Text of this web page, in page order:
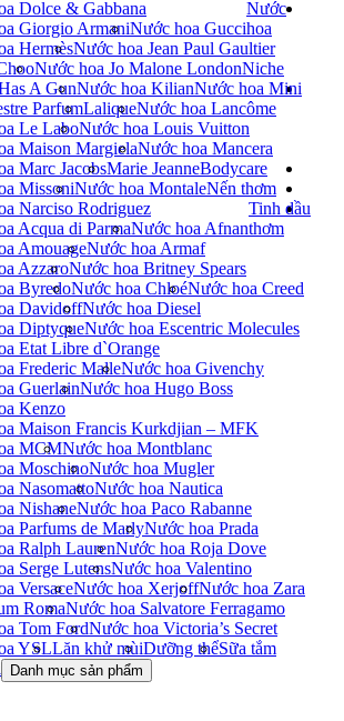
Dolce & Gabbana
Giorgio ArmaniNước hoa Gucci
HermèsNước hoa Jean Paul Gaultier
Nước hoa Jo Malone London
A GunNước hoa Kilian
ParfumLaliqueNước hoa Lancôme
Le LaboNước hoa Louis Vuitton
Maison MargielaNước hoa Mancera
Marc JacobsMarie Jeanne
MissoniNước hoa Montale
Narciso Rodriguez
Acqua di ParmaNước hoa Afnan
AmouageNước hoa Armaf
AzzaroNước hoa Britney Spears
ByredoNước hoa ChloéNước hoa Creed
DavidoffNước hoa Diesel
DiptyqueNước hoa Escentric Molecules
Etat Libre d`Orange
Frederic MalleNước hoa Givenchy
GuerlainNước hoa Hugo Boss
Kenzo
Maison Francis Kurkdjian – MFK
MCMNước hoa Montblanc
MoschinoNước hoa Mugler
NasomattoNước hoa Nautica
NishaneNước hoa Paco Rabanne
Parfums de MarlyNước hoa Prada
Ralph LaurenNước hoa Roja Dove
Serge LutensNước hoa Valentino
VersaceNước hoa XerjoffNước hoa Zara
RomaNước hoa Salvatore Ferragamo
Tom FordNước hoa Victoria’s Secret
YSL
Nước
hoa
Niche
Nước hoa Mini
Bodycare
Lăn khử mùiDưỡng thểSữa tắm
Nến thơm
Tinh dầu
thơm
Danh mục sản phẩm